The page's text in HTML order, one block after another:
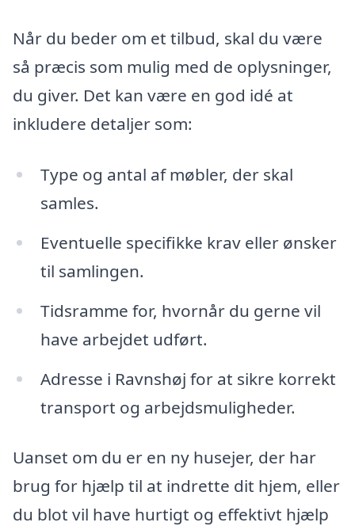
Når du beder om et tilbud, skal du være
så præcis som mulig med de oplysninger,
du giver. Det kan være en god idé at
inkludere detaljer som:
Type og antal af møbler, der skal
samles.
Eventuelle specifikke krav eller ønsker
til samlingen.
Tidsramme for, hvornår du gerne vil
have arbejdet udført.
Adresse i Ravnshøj for at sikre korrekt
transport og arbejdsmuligheder.
Uanset om du er en ny husejer, der har
brug for hjælp til at indrette dit hjem, eller
du blot vil have hurtigt og effektivt hjælp